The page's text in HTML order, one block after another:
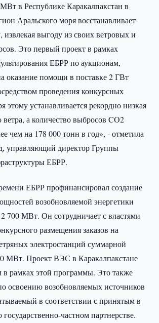
в Республике Каракалпакстан в
Аральского моря восстанавливает
выгоду из своих ветровых и
Это первый проект в рамках
ЕБРР по аукционам,
оказание помощи в поставке 2 ГВт
проведения конкурсных
этому устанавливается рекордно низкая
а количество выбросов CO2
чем на 178 000 тонн в год», - отметила
управляющий директор Группы
ЕБРР.
ЕБРР профинансировал создание
возобновляемой энергетики
700 МВт. Он сотрудничает с властями
размещения заказов на
электростанций суммарной
МВт. Проект ВЭС в Каракалпакстане
в рамках этой программы. Это также
освоению возобновляемых источников
в соответствии с принятым в
государственно-частном партнерстве.